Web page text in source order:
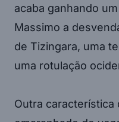
acaba ganhando
Massimo a
de Tizingara, uma
uma rotulação
Outra característica